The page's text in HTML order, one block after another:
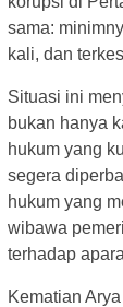
sama:
kali, dan
Situasi ini
bukan hanya
hukum yang
segera
hukum yang
wibawa
terhadap
Kematian